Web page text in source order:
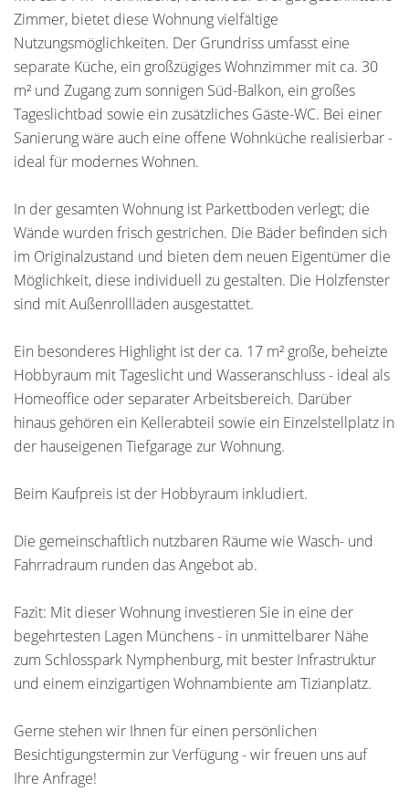
Zimmer, bietet diese Wohnung vielfältige
Nutzungsmöglichkeiten. Der Grundriss umfasst eine
separate Küche, ein großzügiges Wohnzimmer mit ca. 30
m² und Zugang zum sonnigen Süd-Balkon, ein großes
Tageslichtbad sowie ein zusätzliches Gäste-WC. Bei einer
Sanierung wäre auch eine offene Wohnküche realisierbar -
ideal für modernes Wohnen.
In der gesamten Wohnung ist Parkettboden verlegt; die
Wände wurden frisch gestrichen. Die Bäder befinden sich
im Originalzustand und bieten dem neuen Eigentümer die
Möglichkeit, diese individuell zu gestalten. Die Holzfenster
sind mit Außenrollläden ausgestattet.
Ein besonderes Highlight ist der ca. 17 m² große, beheizte
Hobbyraum mit Tageslicht und Wasseranschluss - ideal als
Homeoffice oder separater Arbeitsbereich. Darüber
hinaus gehören ein Kellerabteil sowie ein Einzelstellplatz in
der hauseigenen Tiefgarage zur Wohnung.
Beim Kaufpreis ist der Hobbyraum inkludiert.
Die gemeinschaftlich nutzbaren Räume wie Wasch- und
Fahrradraum runden das Angebot ab.
Fazit: Mit dieser Wohnung investieren Sie in eine der
begehrtesten Lagen Münchens - in unmittelbarer Nähe
zum Schlosspark Nymphenburg, mit bester Infrastruktur
und einem einzigartigen Wohnambiente am Tizianplatz.
Gerne stehen wir Ihnen für einen persönlichen
Besichtigungstermin zur Verfügung - wir freuen uns auf
Ihre Anfrage!